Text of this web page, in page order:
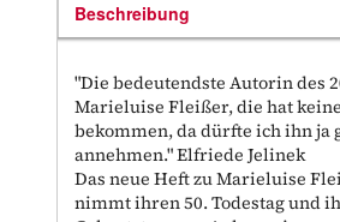
Beschreibung
"Die bedeutendste Autorin des
Marieluise Fleißer, die hat
bekommen, da dürfte ich ihn ja
annehmen." Elfriede Jelinek
Das neue Heft zu Marieluise
nimmt ihren 50. Todestag und